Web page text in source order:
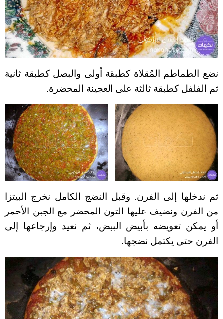
نضع الطماطم المُقلاة كطبقة أولى والبصل كطبقة ثانية
ثم الفلفل كطبقة ثالثة على العجينة المحضرة.
ثم ندخلها إلى الفرن. وقبل النضج الكامل نخرج البيتزا
من الفرن ونضيف عليها التون المحضر مع الجبن اﻷحمر
أو يمكن تعويضه بأبيض البيض، ثم نعيد وإرجاعها إلى
الفرن حتى يكتمل نضجها.